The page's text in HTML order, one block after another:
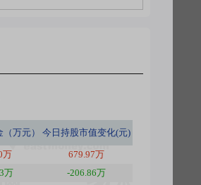
万元） 今日 持股市值变化(元)
万
679.97万
万
-206.86万